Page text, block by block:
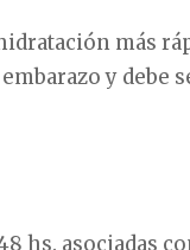
más
y debe
hs. asociadas